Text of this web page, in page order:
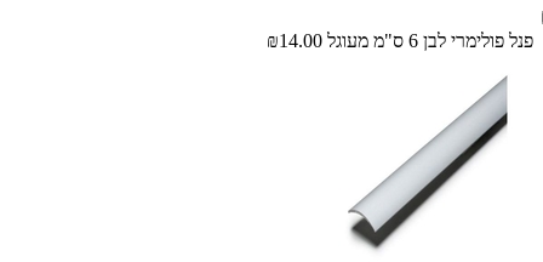
פנל פולימרי לבן 6 ס"מ מעוגל ₪14.00